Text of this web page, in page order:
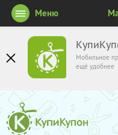
Мобильное
ещё удобнее
Меню